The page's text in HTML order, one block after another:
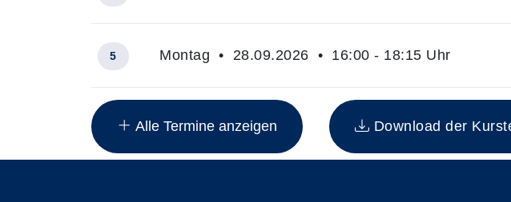
Insgesamt gibt es 7 Termine zum diesen Kurs
5 Montag • 28.09.2026 • 16:00 - 18:15 Uhr
Alle Termine anzeigen Download der